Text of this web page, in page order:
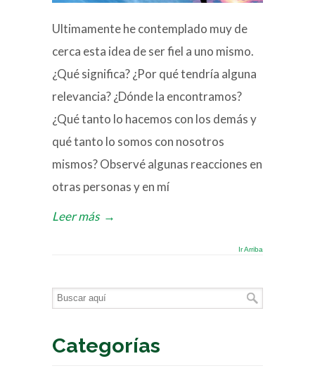
Ultimamente he contemplado muy de
cerca esta idea de ser fiel a uno mismo.
¿Qué significa? ¿Por qué tendría alguna
relevancia? ¿Dónde la encontramos?
¿Qué tanto lo hacemos con los demás y
qué tanto lo somos con nosotros
mismos? Observé algunas reacciones en
otras personas y en mí
Leer más →
Ir Arriba
Categorías